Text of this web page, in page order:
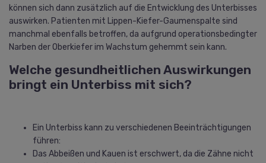
können sich dann zusätzlich auf die Entwicklung des Unterbisses
auswirken. Patienten mit Lippen-Kiefer-Gaumenspalte sind
manchmal ebenfalls betroffen, da aufgrund operationsbedingter
Narben der Oberkiefer im Wachstum gehemmt sein kann.
Welche gesundheitlichen Auswirkungen
bringt ein Unterbiss mit sich?
Ein Unterbiss kann zu verschiedenen Beeinträchtigungen
führen:
Das Abbeißen und Kauen ist erschwert, da die Zähne nicht